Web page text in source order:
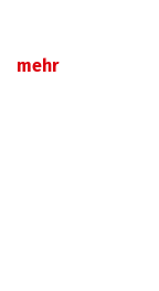
mehr